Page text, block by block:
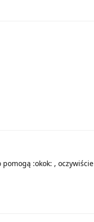
:okok: ,